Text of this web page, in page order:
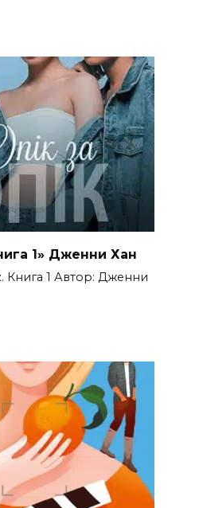
1» Дженни Хан
Книга 1 Автор: Дженни